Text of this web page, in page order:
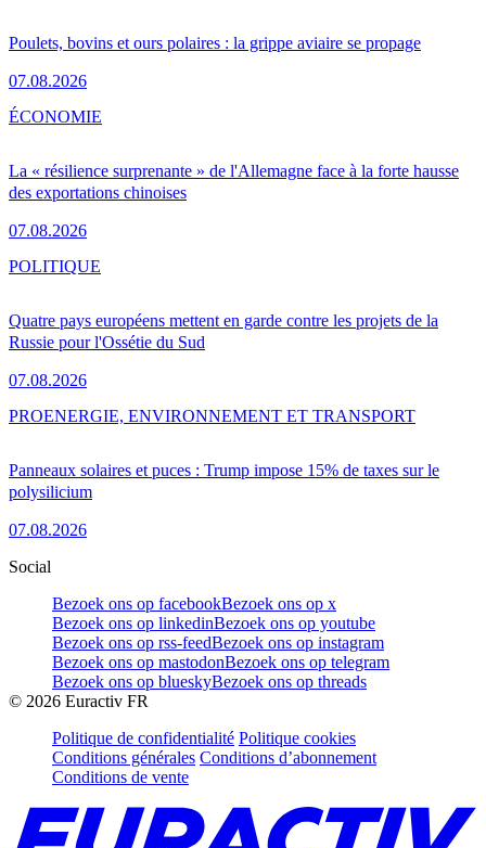
Poulets, bovins et ours polaires : la grippe aviaire se propage
07.08.2026
La « résilience surprenante » de l'Allemagne face à la forte hausse
des exportations chinoises
07.08.2026
ÉCONOMIE
Quatre pays européens mettent en garde contre les projets de la
Russie pour l'Ossétie du Sud
07.08.2026
POLITIQUE
Panneaux solaires et puces : Trump impose 15% de taxes sur le
polysilicium
07.08.2026
PROENERGIE, ENVIRONNEMENT ET TRANSPORT
Social
Bezoek ons op facebookBezoek ons op x
Bezoek ons op linkedinBezoek ons op youtube
Bezoek ons op rss-feedBezoek ons op instagram
Bezoek ons op mastodonBezoek ons op telegram
Bezoek ons op blueskyBezoek ons op threads
© 2026 Euractiv FR
Politique de confidentialité Politique cookies
Conditions générales Conditions d’abonnement
Conditions de vente